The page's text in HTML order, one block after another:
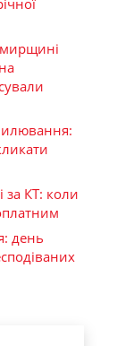
за КТ: коли
день